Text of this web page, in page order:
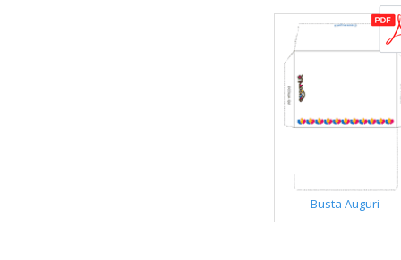
Busta Auguri